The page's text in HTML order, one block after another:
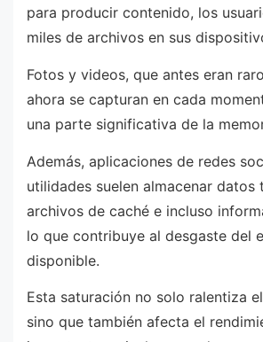
para producir contenido, los
miles de archivos en sus
Fotos y videos, que antes eran
ahora se capturan en cada
una parte significativa de la
Además, aplicaciones de redes
utilidades suelen almacenar datos
archivos de caché e incluso
lo que contribuye al desgaste del
disponible.
Esta saturación no solo ralentiza
sino que también afecta el